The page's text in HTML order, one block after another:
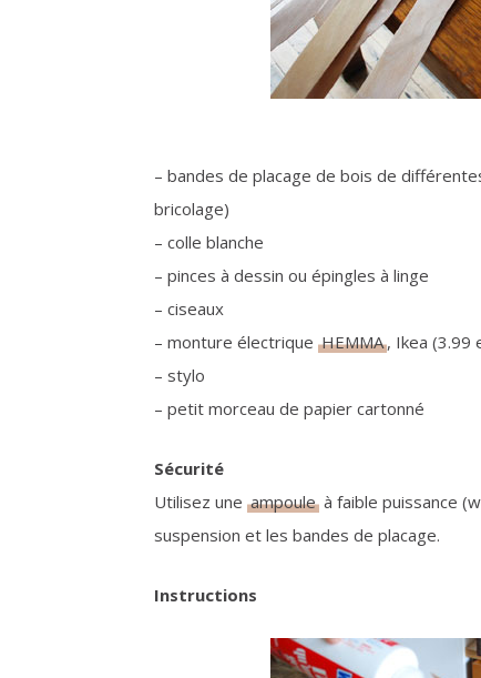
– bandes de placage de bois de
bricolage)
– colle blanche
– pinces à dessin ou épingles à linge
– ciseaux
– monture électriqueHEMMA, Ikea (3.99
– stylo
– petit morceau de papier cartonné
Sécurité
Utilisez uneampoule à faible puissance
suspension et les bandes de placage.
Instructions